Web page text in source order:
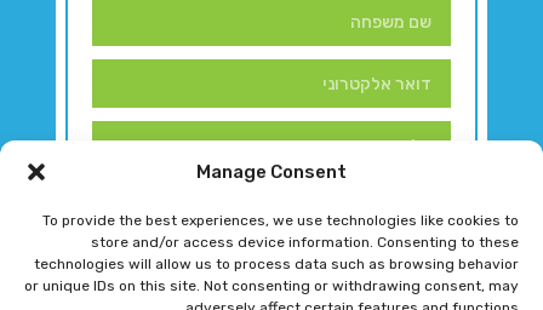
Manage Consent
To provide the best experiences, we use technologies like cookies to
store and/or access device information. Consenting to these
technologies will allow us to process data such as browsing behavior
or unique IDs on this site. Not consenting or withdrawing consent, may